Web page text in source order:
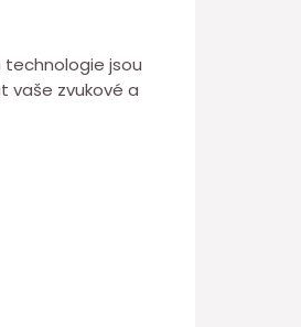
jsou
vaše zvukové a